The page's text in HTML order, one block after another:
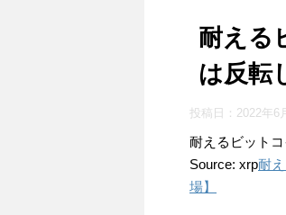
耐える
は反転
投稿日： 2022年6
耐えるビット
Source: xrp耐
場】